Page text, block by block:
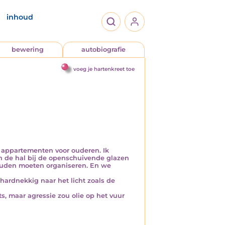
inhoud
bewering autobiografie
voeg je hartenkreet toe
voor ouderen. Ik
de hal bij de openschuivende glazen
moeten organiseren. En we
naar het licht zoals de
maar agressie zou olie op het vuur